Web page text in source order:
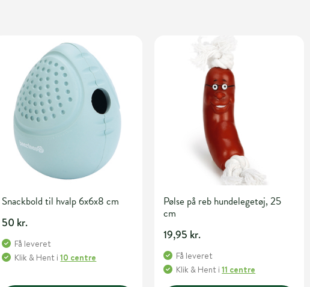
Snackbold til hvalp 6x6x8 cm
50 kr.
Få leveret
Klik & Hent i10 centre
Pølse på reb hundelegetøj, 25
cm
19,95 kr.
Få leveret
Klik & Hent i11 centre